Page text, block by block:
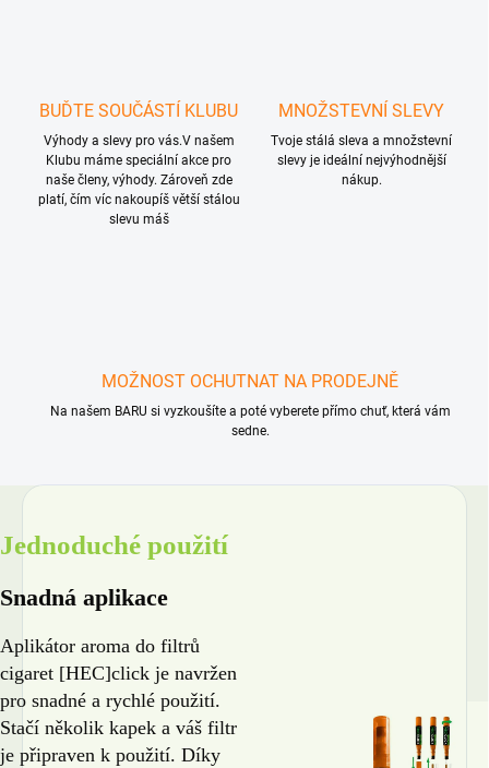
BUĎTE SOUČÁSTÍ KLUBU
Výhody a slevy pro vás.V našem
Klubu máme speciální akce pro
naše členy, výhody. Zároveň zde
platí, čím víc nakoupíš větší stálou
slevu máš
MNOŽSTEVNÍ SLEVY
Tvoje stálá sleva a množstevní
slevy je ideální nejvýhodnější
nákup.
MOŽNOST OCHUTNAT NA PRODEJNĚ
Na našem BARU si vyzkoušíte a poté vyberete přímo chuť, která vám
sedne.
Jednoduché použití
Snadná aplikace
Aplikátor aroma do filtrů
cigaret [HEC]click je navržen
pro snadné a rychlé použití.
Stačí několik kapek a váš filtr
je připraven k použití. Díky